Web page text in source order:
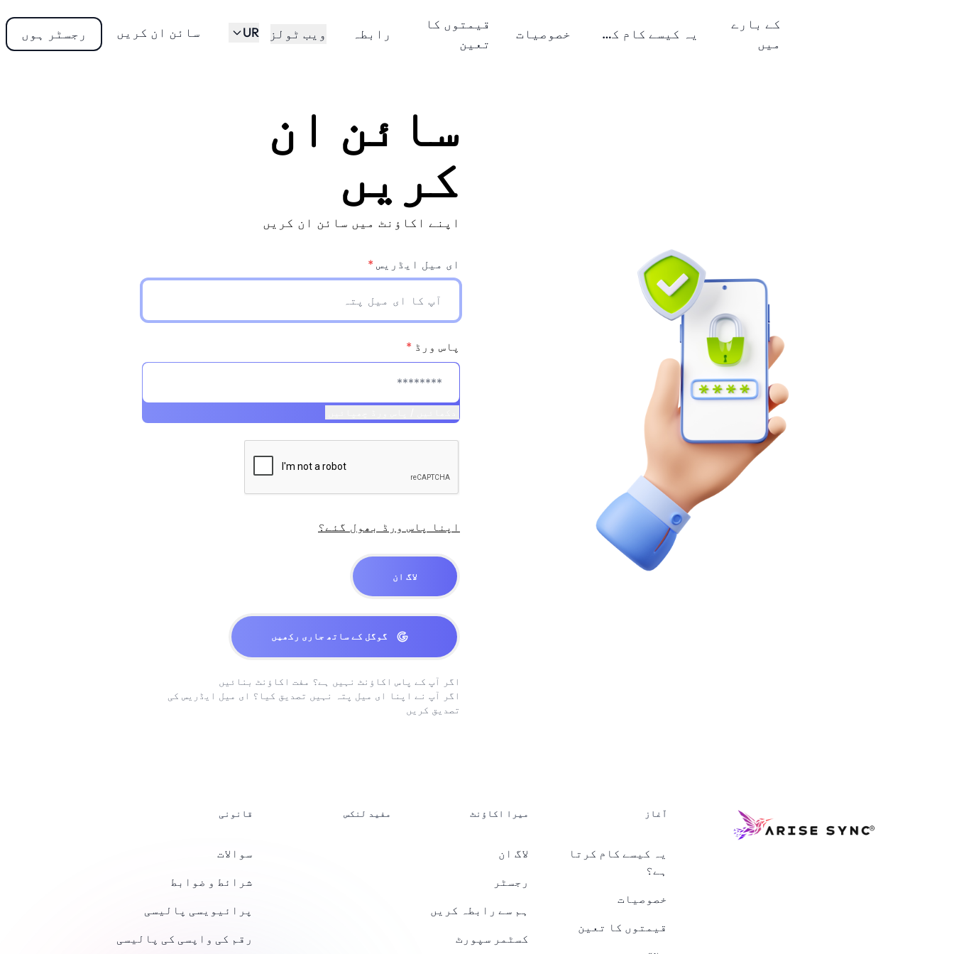
کے بارے
میں
یہ کیسے کام کرتا ہے؟ خصوصیات
قیمتوں کا
تعین
رابطہ ویب ٹولز UR سائن ان کریں رجسٹر ہوں
سائن ان
کریں
اپنے اکاؤنٹ میں سائن ان کریں
ای میل ایڈریس *
پاس ورڈ *
اپنا پاس ورڈ بھول گئے؟
لاگ ان
گوگل کے ساتھ جاری رکھیں
اگر آپ کے پاس اکاؤنٹ نہیں ہے؟ مفت اکاؤنٹ بنائیں
اگر آپ نے اپنا ای میل پتہ نہیں تصدیق کیا؟ ای میل ایڈریس کی
تصدیق کریں
آغاز
یہ کیسے کام کرتا
ہے؟
خصوصیات
قیمتوں کا تعین
میرا اکاؤنٹ
لاگ ان
رجسٹر
ہم سے رابطہ کریں
کسٹمر سپورٹ
مفید لنکس قانونی
سوالات
شرائط و ضوابط
پرائیویسی پالیسی
رقم کی واپسی کی پالیسی